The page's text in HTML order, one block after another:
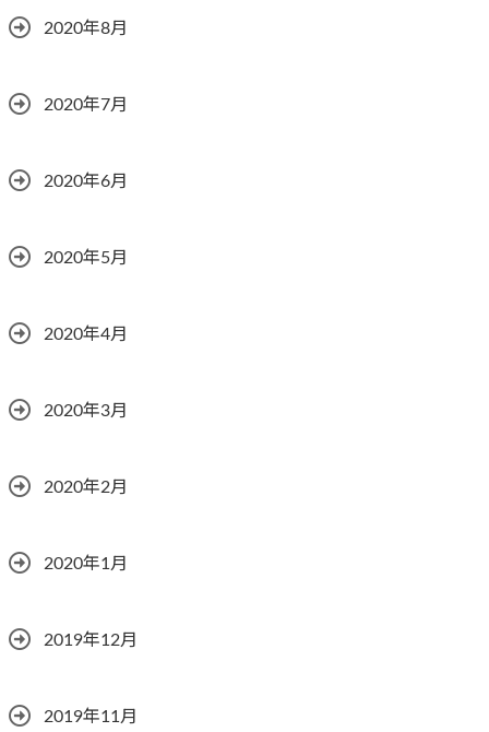
2020年8月
2020年7月
2020年6月
2020年5月
2020年4月
2020年3月
2020年2月
2020年1月
2019年12月
2019年11月